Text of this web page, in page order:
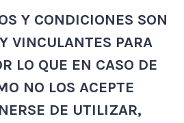
Y CONDICIONES SON
VINCULANTES PARA
LO QUE EN CASO DE
NO LOS ACEPTE
DE UTILIZAR,